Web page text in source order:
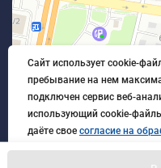
Сайт использует cookie-
пребывание на нем
подключен сервис веб-
использующий cookie-
даёте свое согласие на
порядке, указанном в